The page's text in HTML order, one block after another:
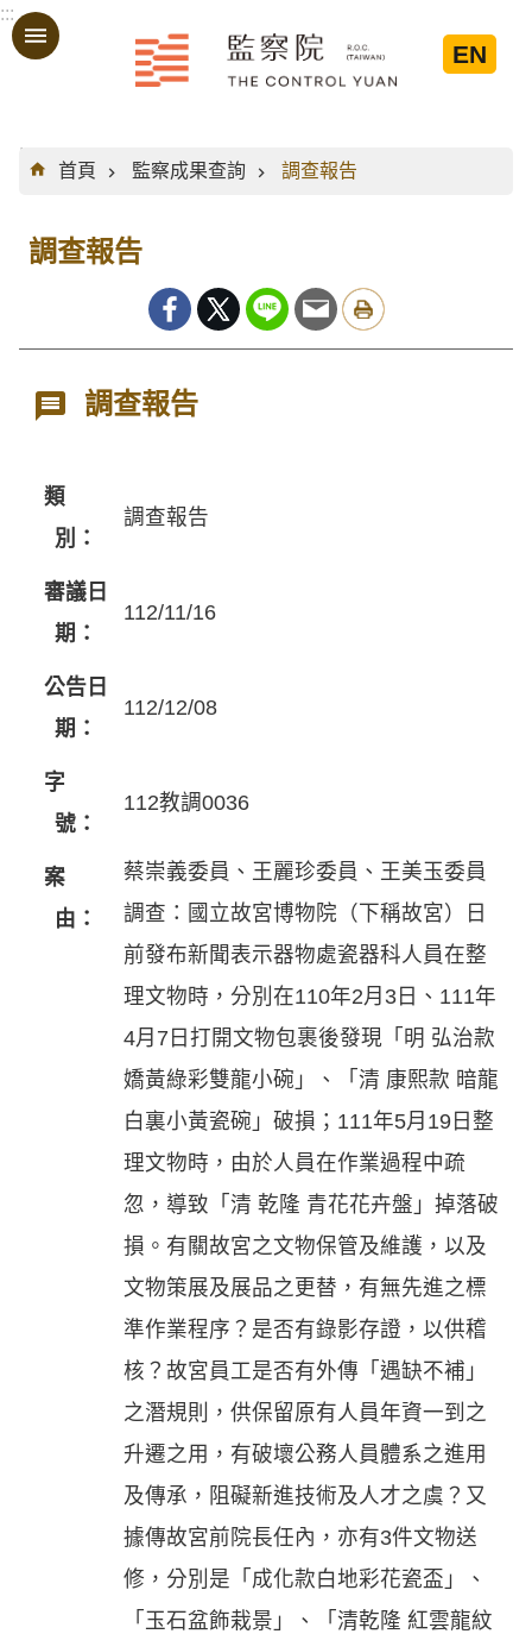
跳到主要內容區塊
:::
EN
:::
首頁
監察成果查詢 調查報告
調查報告
調查報告
類
別：
調查報告
審議日
期：
112/11/16
公告日
期：
112/12/08
字
號：
112教調0036
案
由：
蔡崇義委員、王麗珍委員、王美玉委員
調查：國立故宮博物院（下稱故宮）日
前發布新聞表示器物處瓷器科人員在整
理文物時，分別在110年2月3日、111年
4月7日打開文物包裹後發現「明 弘治款
嬌黃綠彩雙龍小碗」、「清 康熙款 暗龍
白裏小黃瓷碗」破損；111年5月19日整
理文物時，由於人員在作業過程中疏
忽，導致「清 乾隆 青花花卉盤」掉落破
損。有關故宮之文物保管及維護，以及
文物策展及展品之更替，有無先進之標
準作業程序？是否有錄影存證，以供稽
核？故宮員工是否有外傳「遇缺不補」
之潛規則，供保留原有人員年資一到之
升遷之用，有破壞公務人員體系之進用
及傳承，阻礙新進技術及人才之虞？又
據傳故宮前院長任內，亦有3件文物送
修，分別是「成化款白地彩花瓷盃」、
「玉石盆飾栽景」、「清乾隆 紅雲龍紋